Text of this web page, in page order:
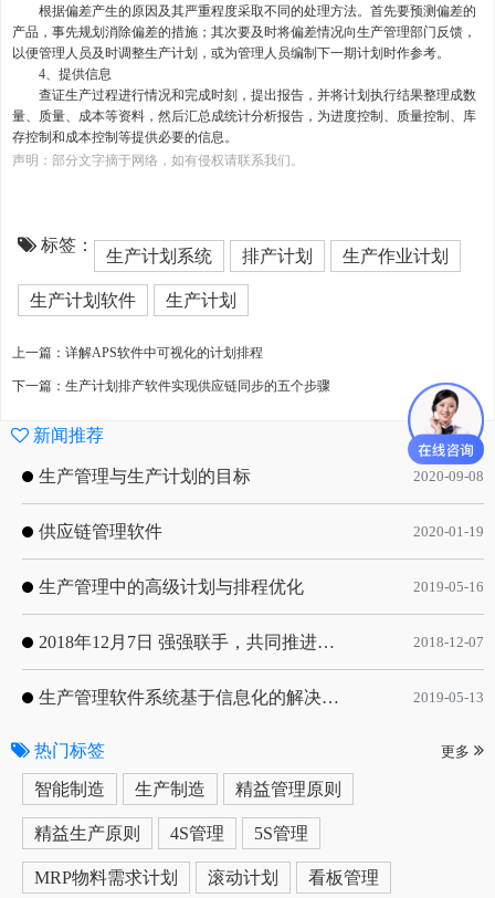
根据偏差产生的原因及其严重程度采取不同的处理方法。首先要预测偏差的
产品，事先规划消除偏差的措施；其次要及时将偏差情况向生产管理部门反馈，
以便管理人员及时调整生产计划，或为管理人员编制下一期计划时作参考。
4、提供信息
查证生产过程进行情况和完成时刻，提出报告，并将计划执行结果整理成数
量、质量、成本等资料，然后汇总成统计分析报告，为进度控制、质量控制、库
存控制和成本控制等提供必要的信息。
声明：部分文字摘于网络，如有侵权请联系我们。
标签：
生产计划系统 排产计划 生产作业计划
生产计划软件 生产计划
上一篇：详解APS软件中可视化的计划排程
下一篇：生产计划排产软件实现供应链同步的五个步骤
新闻推荐
生产管理与生产计划的目标 2020-09-08
供应链管理软件 2020-01-19
生产管理中的高级计划与排程优化 2019-05-16
2018年12月7日 强强联手，共同推进电子器件领域APS应用典范 风华高科生产自动化工业互联网应用项目-APS项目启动会 2018-12-07
生产管理软件系统基于信息化的解决方案 2019-05-13
热门标签 更多
智能制造 生产制造 精益管理原则
精益生产原则 4S管理 5S管理
MRP物料需求计划 滚动计划 看板管理